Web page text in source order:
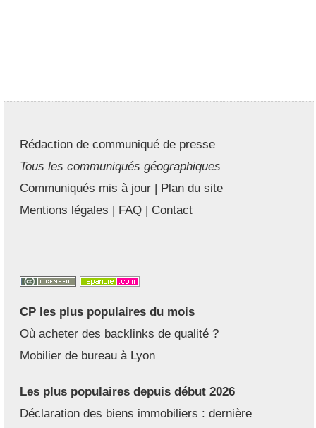
Rédaction de communiqué de presse
Tous les communiqués géographiques
Communiqués mis à jour | Plan du site
Mentions légales | FAQ | Contact
CP les plus populaires du mois
Où acheter des backlinks de qualité ?
Mobilier de bureau à Lyon
Les plus populaires depuis début 2026
Déclaration des biens immobiliers : dernière